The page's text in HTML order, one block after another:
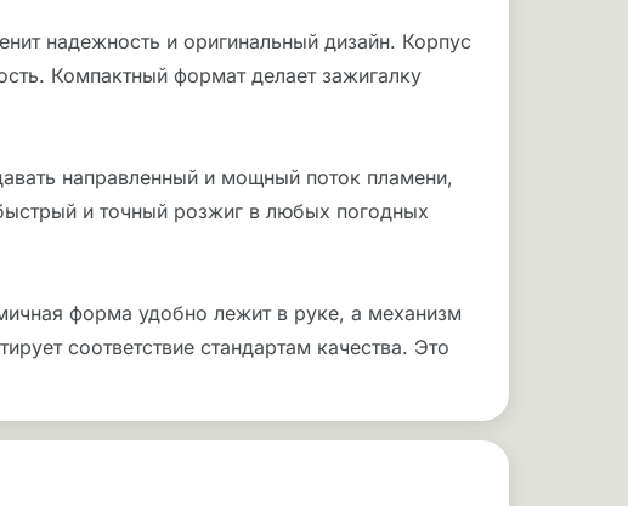
надежность и оригинальный дизайн. Корпус
Компактный формат делает зажигалку
направленный и мощный поток пламени,
и точный розжиг в любых погодных
форма удобно лежит в руке, а механизм
соответствие стандартам качества. Это